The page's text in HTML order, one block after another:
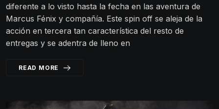
diferente a lo visto hasta la fecha en las aventura de
Marcus Fénix y compañía. Este spin off se aleja de la
acción en tercera tan característica del resto de
entregas y se adentra de lleno en
READ MORE